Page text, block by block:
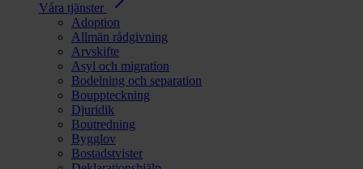
Våra tjänster
Adoption
Allmän rådgivning
Arvskifte
Asyl och migration
Bodelning och separation
Bouppteckning
Djuridik
Boutredning
Bygglov
Bostadstvister